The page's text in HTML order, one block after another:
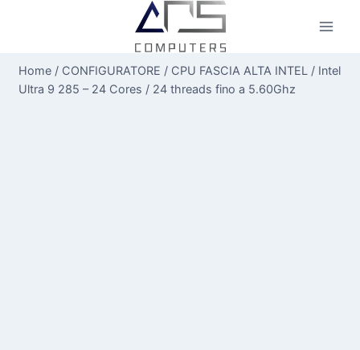
Home / CONFIGURATORE / CPU FASCIA ALTA INTEL / Intel
Ultra 9 285 – 24 Cores / 24 threads fino a 5.60Ghz